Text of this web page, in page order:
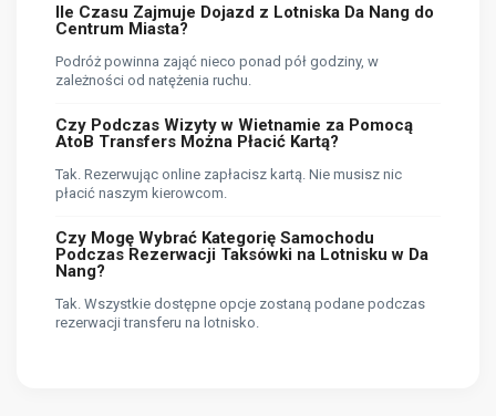
Ile Czasu Zajmuje Dojazd z Lotniska Da Nang do
Centrum Miasta?
Podróż powinna zająć nieco ponad pół godziny, w
zależności od natężenia ruchu.
Czy Podczas Wizyty w Wietnamie za Pomocą
AtoB Transfers Można Płacić Kartą?
Tak. Rezerwując online zapłacisz kartą. Nie musisz nic
płacić naszym kierowcom.
Czy Mogę Wybrać Kategorię Samochodu
Podczas Rezerwacji Taksówki na Lotnisku w Da
Nang?
Tak. Wszystkie dostępne opcje zostaną podane podczas
rezerwacji transferu na lotnisko.